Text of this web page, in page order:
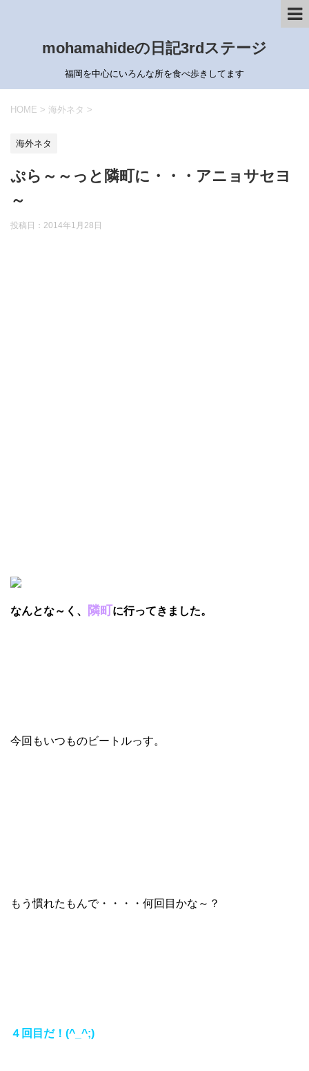
mohamahideの日記3rdステージ
福岡を中心にいろんな所を食べ歩きしてます
HOME > 海外ネタ >
海外ネタ
ぷら～～っと隣町に・・・アニョサセヨ
～
投稿日： 2014年1月28日
なんとな～く、 隣町に行ってきました。
今回もいつものビートルっす。
もう慣れたもんで・・・・何回目かな～？
４回目だ！(^_^;)